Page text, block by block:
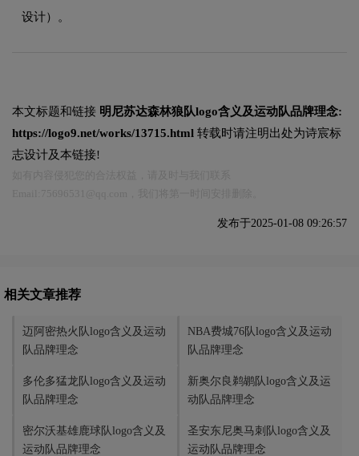
设计）。
本文标题和链接 明尼苏达森林狼队logo含义及运动队品牌理念:
https://logo9.net/works/13715.html 转载时请注明出处为诗宸标
志设计及本链接!
发布于2025-01-08 09:26:57
相关文章推荐
迈阿密热火队logo含义及运动
队品牌理念
NBA费城76队logo含义及运动
队品牌理念
多伦多猛龙队logo含义及运动
队品牌理念
新奥尔良鹈鹕队logo含义及运
动队品牌理念
密尔沃基雄鹿球队logo含义及
运动队品牌理念
圣安东尼奥马刺队logo含义及
运动队品牌理念